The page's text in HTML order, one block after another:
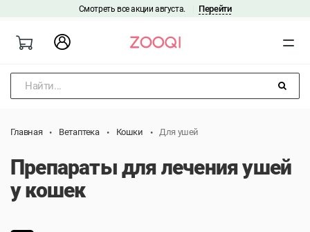
Смотреть все акции августа. Перейти
Найти...
Главная Ветаптека Кошки Для ушей
Препараты для лечения ушей
у кошек